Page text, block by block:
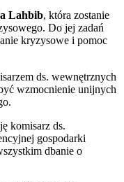
Lahbib, która zostanie
Do jej zadań
kryzysowe i pomoc
ds. wewnętrznych
wzmocnienie unijnych
komisarz ds.
gospodarki
dbanie o